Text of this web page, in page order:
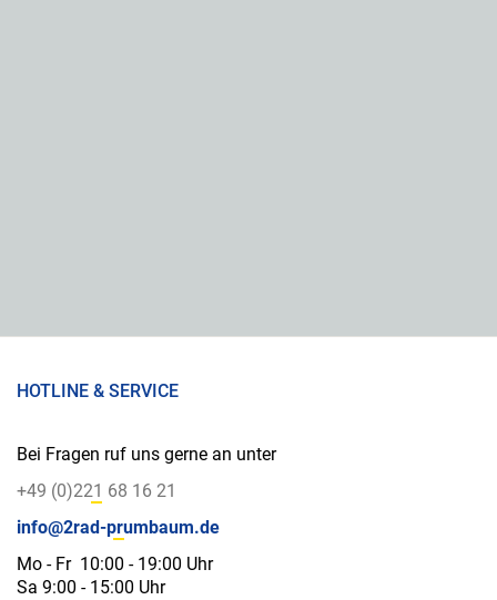
HOTLINE & SERVICE
Bei Fragen ruf uns gerne an unter
+49 (0)221 68 16 21
info@2rad-prumbaum.de
Mo - Fr 10:00 - 19:00 Uhr
Sa 9:00 - 15:00 Uhr